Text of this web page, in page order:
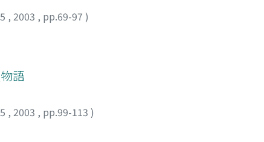
, 2003 , pp.69-97 )
語
, 2003 , pp.99-113 )